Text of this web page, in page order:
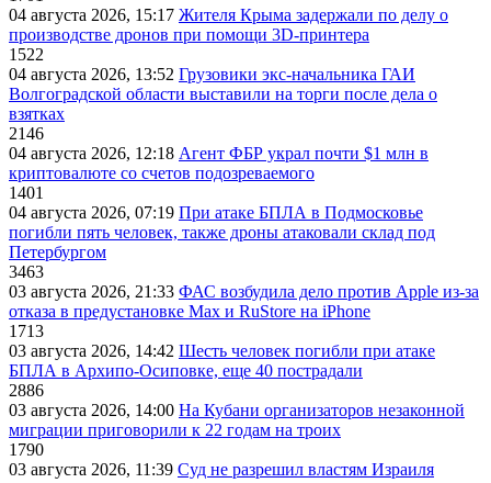
04 августа 2026, 15:17 Жителя Крыма задержали по делу о
производстве дронов при помощи 3D‑принтера
1522
04 августа 2026, 13:52 Грузовики экс-начальника ГАИ
Волгоградской области выставили на торги после дела о
взятках
2146
04 августа 2026, 12:18 Агент ФБР украл почти $1 млн в
криптовалюте со счетов подозреваемого
1401
04 августа 2026, 07:19 При атаке БПЛА в Подмосковье
погибли пять человек, также дроны атаковали склад под
Петербургом
3463
03 августа 2026, 21:33 ФАС возбудила дело против Apple из-за
отказа в предустановке Max и RuStore на iPhone
1713
03 августа 2026, 14:42 Шесть человек погибли при атаке
БПЛА в Архипо-Осиповке, еще 40 пострадали
2886
03 августа 2026, 14:00 На Кубани организаторов незаконной
миграции приговорили к 22 годам на троих
1790
03 августа 2026, 11:39 Суд не разрешил властям Израиля